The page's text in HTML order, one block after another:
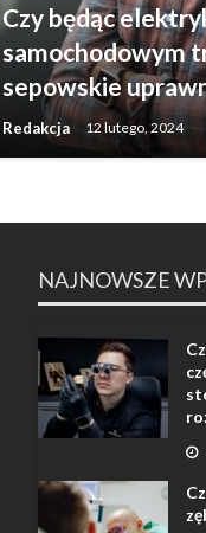
Czy będąc
samochodowym
sepowskie
Redakcja 12 lutego, 2024
NAJNOWSZE